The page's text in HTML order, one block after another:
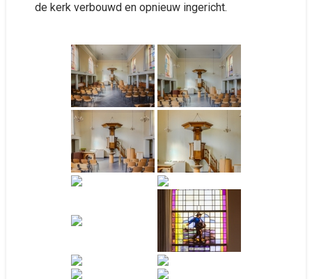
de kerk verbouwd en opnieuw ingericht.